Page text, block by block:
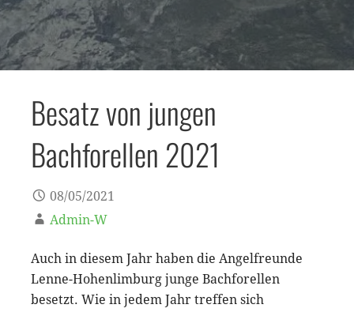
Besatz von jungen
Bachforellen 2021
08/05/2021
Admin-W
Auch in diesem Jahr haben die Angelfreunde
Lenne-Hohenlimburg junge Bachforellen
besetzt. Wie in jedem Jahr treffen sich